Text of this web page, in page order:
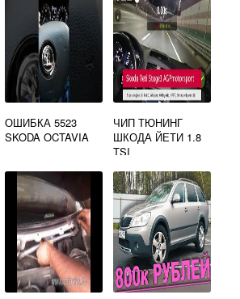
ОШИБКА 5523
SKODA OCTAVIA
ЧИП ТЮНИНГ
ШКОДА ЙЕТИ 1.8
TSI